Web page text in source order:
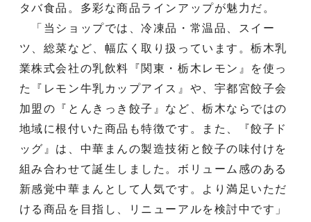
タバ食品。多彩な商品ラインアップが魅力だ。
「当ショップでは、冷凍品・常温品、スイー
ツ、総菜など、幅広く取り扱っています。栃木乳
業株式会社の乳飲料『関東・栃木レモン』を使っ
た『レモン牛乳カップアイス』や、宇都宮餃子会
加盟の『とんきっき餃子』など、栃木ならではの
地域に根付いた商品も特徴です。また、『餃子ド
ッグ』は、中華まんの製造技術と餃子の味付けを
組み合わせて誕生しました。ボリューム感のある
新感覚中華まんとして人気です。より満足いただ
ける商品を目指し、リニューアルを検討中です」